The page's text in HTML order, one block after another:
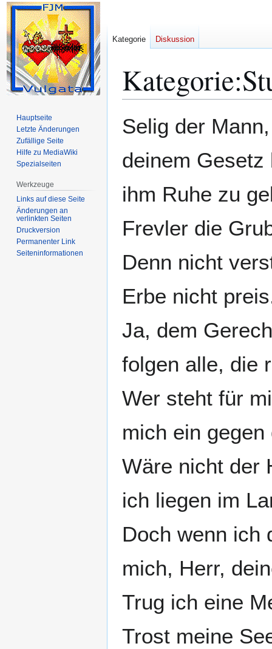
Kategorie:
Navigation
Suche
Selig der
deinem Gesetz
ihm Ruhe zu
Frevler die
Denn nicht
Erbe nicht
Ja, dem
folgen alle, die
Wer steht für
mich ein
Wäre nicht der
ich liegen im
Doch wenn ich
mich, Herr,
Trug ich eine
Trost meine
Kategorie Diskussion
Hauptseite
Letzte Änderungen
Zufällige Seite
Hilfe zu MediaWiki
Spezialseiten
Werkzeuge
Links auf diese Seite
Änderungen an
verlinkten Seiten
Druckversion
Permanenter Link
Seiten­­informationen